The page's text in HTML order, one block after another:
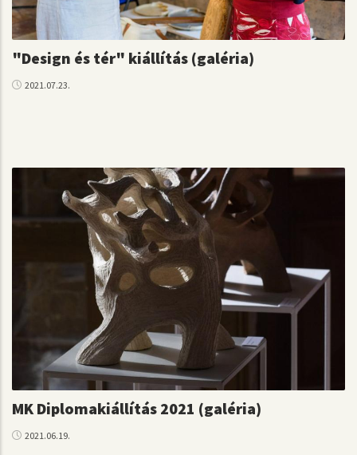
"Design és tér" kiállítás (galéria)
2021.07.23.
MK Diplomakiállítás 2021 (galéria)
2021.06.19.